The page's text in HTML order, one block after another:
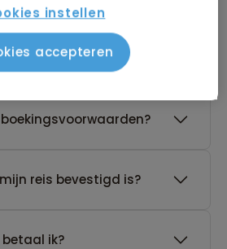
heeft nog geen
Wat nu?
reis bevestigd is?
betaal ik?
instellen
accepteren